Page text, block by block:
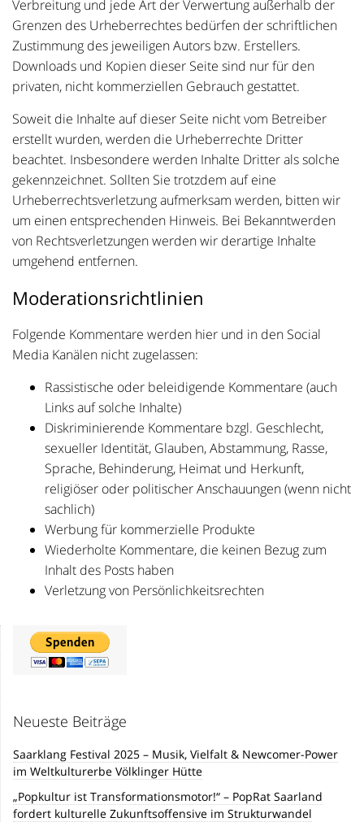
Verbreitung und jede Art der Verwertung außerhalb der
Grenzen des Urheberrechtes bedürfen der schriftlichen
Zustimmung des jeweiligen Autors bzw. Erstellers.
Downloads und Kopien dieser Seite sind nur für den
privaten, nicht kommerziellen Gebrauch gestattet.
Soweit die Inhalte auf dieser Seite nicht vom Betreiber
erstellt wurden, werden die Urheberrechte Dritter
beachtet. Insbesondere werden Inhalte Dritter als solche
gekennzeichnet. Sollten Sie trotzdem auf eine
Urheberrechtsverletzung aufmerksam werden, bitten wir
um einen entsprechenden Hinweis. Bei Bekanntwerden
von Rechtsverletzungen werden wir derartige Inhalte
umgehend entfernen.
Moderationsrichtlinien
Folgende Kommentare werden hier und in den Social
Media Kanälen nicht zugelassen:
Rassistische oder beleidigende Kommentare (auch
Links auf solche Inhalte)
Diskriminierende Kommentare bzgl. Geschlecht,
sexueller Identität, Glauben, Abstammung, Rasse,
Sprache, Behinderung, Heimat und Herkunft,
religiöser oder politischer Anschauungen (wenn nicht
sachlich)
Werbung für kommerzielle Produkte
Wiederholte Kommentare, die keinen Bezug zum
Inhalt des Posts haben
Verletzung von Persönlichkeitsrechten
Neueste Beiträge
Saarklang Festival 2025 – Musik, Vielfalt & Newcomer-Power
im Weltkulturerbe Völklinger Hütte
„Popkultur ist Transformationsmotor!“ – PopRat Saarland
fordert kulturelle Zukunftsoffensive im Strukturwandel